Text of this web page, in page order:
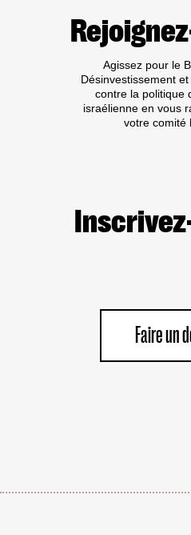
Agissez pour le
Désinvestissement
contre la politique
israélienne en vous
votre comité
Faire un